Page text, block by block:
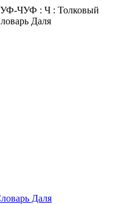
ЧУФ : Ч : Толковый
Даля
Даля